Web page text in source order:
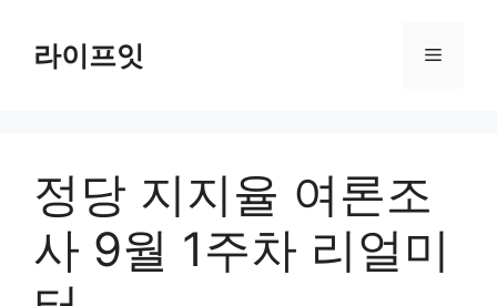
content라이프잇 Menu
정당 지지율 여론조
사 9월 1주차 리얼미